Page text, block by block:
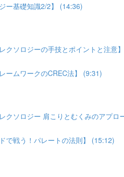
ー基礎知識2/2】 (14:36)
クソロジーの手技とポイントと注意
ームワークのCREC法】 (9:31)
クソロジー 肩こりとむくみのアプロ
で戦う！パレートの法則】 (15:12)